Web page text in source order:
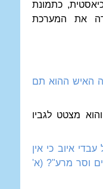
כתמונת
את המערכת
האיש ההוא תם
מצטט לגביו
איוב כי אין
וסר מרע"? (א'